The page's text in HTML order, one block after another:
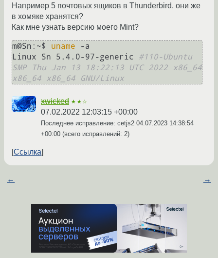
Например 5 почтовых ящиков в Thunderbird, они же
в хомяке хранятся?
Как мне узнать версию моего Mint?
m@Sn:~$ uname -a
Linux Sn 5.4.0-97-generic #110-Ubuntu
SMP Thu Jan 13 18:22:13 UTC 2022 x86_64
x86_64 x86_64 GNU/Linux
xwicked ★★☆
07.02.2022 12:03:15 +00:00
Последнее исправление: cetjs2 04.07.2023 14:38:54
+00:00 (всего исправлений: 2)
Ссылка
← →